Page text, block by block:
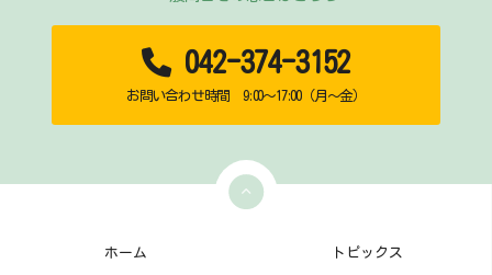
042-374-3152
お問い合わせ時間 9:00～17:00（月～金）
ホーム トピックス